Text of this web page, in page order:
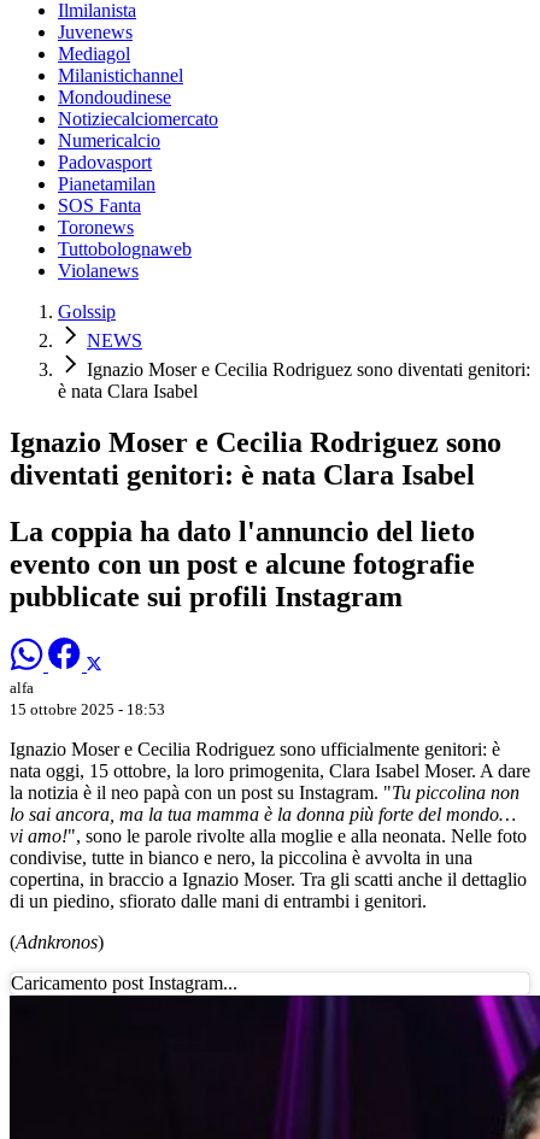
Ilmilanista
Juvenews
Mediagol
Milanistichannel
Mondoudinese
Notiziecalciomercato
Numericalcio
Padovasport
Pianetamilan
SOS Fanta
Toronews
Tuttobolognaweb
Violanews
Golssip
NEWS
Ignazio Moser e Cecilia Rodriguez sono diventati genitori:
è nata Clara Isabel
Ignazio Moser e Cecilia Rodriguez sono
diventati genitori: è nata Clara Isabel
La coppia ha dato l'annuncio del lieto
evento con un post e alcune fotografie
pubblicate sui profili Instagram
alfa
15 ottobre 2025 - 18:53
Ignazio Moser e Cecilia Rodriguez sono ufficialmente genitori: è
nata oggi, 15 ottobre, la loro primogenita, Clara Isabel Moser. A dare
la notizia è il neo papà con un post su Instagram. "Tu piccolina non
lo sai ancora, ma la tua mamma è la donna più forte del mondo…
vi amo!", sono le parole rivolte alla moglie e alla neonata. Nelle foto
condivise, tutte in bianco e nero, la piccolina è avvolta in una
copertina, in braccio a Ignazio Moser. Tra gli scatti anche il dettaglio
di un piedino, sfiorato dalle mani di entrambi i genitori.
(Adnkronos)
Caricamento post Instagram...